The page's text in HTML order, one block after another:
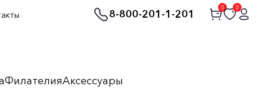
8-800-201-1-201
0 0
ФилателияАксессуары